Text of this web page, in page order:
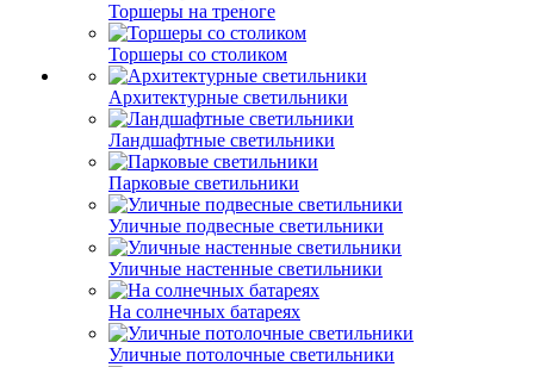
Торшеры на треноге
Торшеры со столиком
Архитектурные светильники
Ландшафтные светильники
Парковые светильники
Уличные подвесные светильники
Уличные настенные светильники
На солнечных батареях
Уличные потолочные светильники